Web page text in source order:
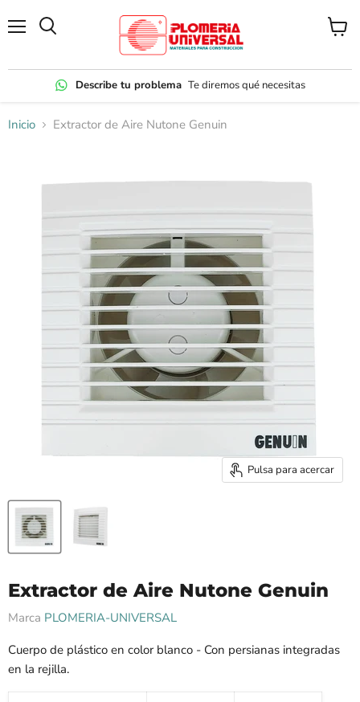
Describe tu problema Te diremos qué necesitas
Ver
Inicio Extractor de Aire Nutone Genuin
Pulsa para acercar
Extractor de Aire Nutone Genuin
Marca PLOMERIA-UNIVERSAL
Cuerpo de plástico en color blanco - Con persianas integradas
en la rejilla.